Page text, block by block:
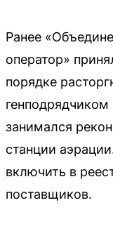
Ранее
оператор»
порядке
занимался
станции
включить в
поставщиков.